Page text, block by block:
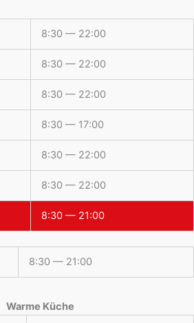
8:30 — 22:00
8:30 — 22:00
8:30 — 22:00
8:30 — 17:00
8:30 — 22:00
8:30 — 22:00
8:30 — 21:00
8:30 — 21:00
Warme Küche